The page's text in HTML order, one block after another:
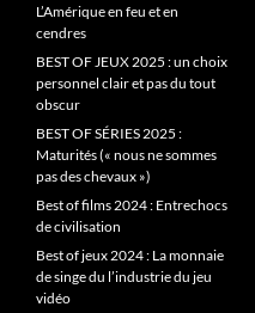
L’Amérique en feu et en
cendres
BEST OF JEUX 2025 : un choix
personnel clair et pas du tout
obscur
BEST OF SÉRIES 2025 :
Maturités (« nous ne sommes
pas des chevaux »)
Best of films 2024 : Entrechocs
de civilisation
Best of jeux 2024 : La monnaie
de singe du l’industrie du jeu
vidéo